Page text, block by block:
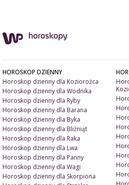
HOROSKOP DZIENNY
Horoskop dzienny dla Koziorożca
Horoskop dzienny dla Wodnika
Horoskop dzienny dla Ryby
Horoskop dzienny dla Barana
Horoskop dzienny dla Byka
Horoskop dzienny dla Bliźniąt
Horoskop dzienny dla Raka
Horoskop dzienny dla Lwa
Horoskop dzienny dla Panny
Horoskop dzienny dla Wagi
Horoskop dzienny dla Skorpiona